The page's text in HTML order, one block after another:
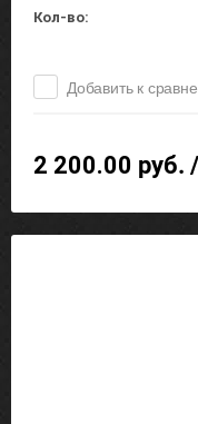
Кол-во:
Добавить к
2 200.00 руб.